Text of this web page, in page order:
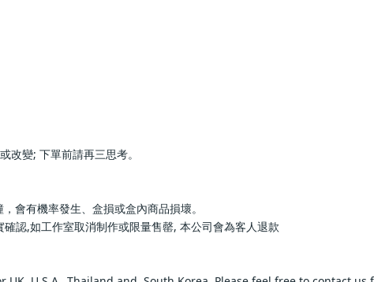
誤或改變; 下單前請再三思考。
撞，會有機率發生、盒損或盒內商品損壞。
實確認,如工作室取消制作或限量售罄, 本公司會為客人退款